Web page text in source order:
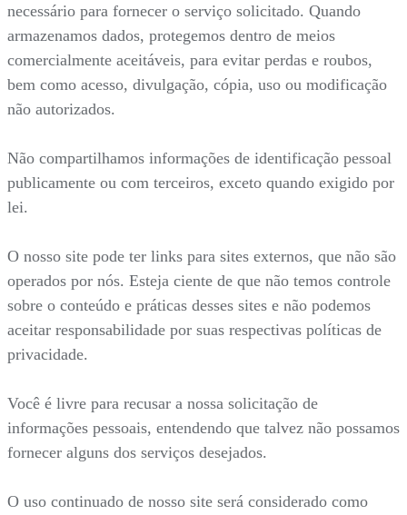
necessário para fornecer o serviço solicitado. Quando
armazenamos dados, protegemos dentro de meios
comercialmente aceitáveis, para evitar perdas e roubos,
bem como acesso, divulgação, cópia, uso ou modificação
não autorizados.
Não compartilhamos informações de identificação pessoal
publicamente ou com terceiros, exceto quando exigido por
lei.
O nosso site pode ter links para sites externos, que não são
operados por nós. Esteja ciente de que não temos controle
sobre o conteúdo e práticas desses sites e não podemos
aceitar responsabilidade por suas respectivas políticas de
privacidade.
Você é livre para recusar a nossa solicitação de
informações pessoais, entendendo que talvez não possamos
fornecer alguns dos serviços desejados.
O uso continuado de nosso site será considerado como